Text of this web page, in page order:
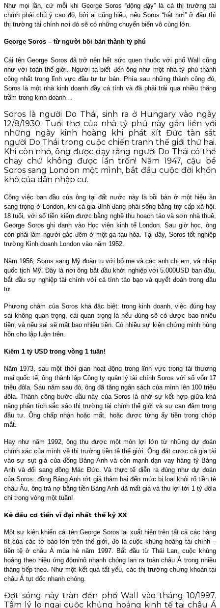
Như mọi lần, cứ mỗi khi George Soros “động đậy” là cả thị trường tài
chính phải chú ý cao độ, bởi ai cũng hiểu, nếu Soros “hắt hơi” ở đâu thì
thị trường tài chính nơi đó sẽ có những chuyển biến vô cùng lớn.
George Soros – từ người bồi bản thành tỷ phú
Cái tên George Soros đã trở nên hết sức quen thuộc với phố Wall cũng
như với toàn thế giới. Người ta biết đến ông như một nhà tỷ phú thành
công nhất trong lĩnh vực đầu tư tư bản. Phía sau những thành công đó,
Soros là một nhà kinh doanh đầy cá tính và đã phải trải qua nhiều thăng
trầm trong kinh doanh…
Soros là người Do Thái, sinh ra ở Hungary vào ngày
12/8/1930. Tuổi thơ của nhà tỷ phú này gắn liền với
những ngày kinh hoàng khi phát xít Đức tàn sát
người Do Thái trong cuộc chiến tranh thế giới thứ hai.
Khi còn nhỏ, ông được dạy rằng người Do Thái có thể
chạy chứ không được lẩn trốn! Năm 1947, cậu bé
Soros sang London một mình, bắt đầu cuộc đời khốn
khó của dân nhập cư.
Công việc ban đầu của ông tại đất nước này là bồi bàn ở một hiệu ăn
sang trọng ở London, khi cả gia đình đang phải sống bằng trợ cấp xã hội.
18 tuổi, với số tiền kiếm được bằng nghề thu hoạch táo và sơn nhà thuê,
George Soros ghi danh vào Học viện kinh tế London. Sau giờ học, ông
còn phải làm người gác đêm ở một ga tàu hỏa. Tại đây, Soros tốt nghiệp
trường Kinh doanh London vào năm 1952.
Năm 1956, Soros sang Mỹ đoàn tụ với bố mẹ và các anh chị em, và nhập
quốc tịch Mỹ. Đây là nơi ông bắt đầu khởi nghiệp với 5.000USD ban đầu,
bắt đầu sự nghiệp tài chính với cá tính táo bạo và quyết đoán trong đầu
tư
P hương châm của Soros khá đặc biệt: trong kinh doanh, việc đúng hay
sai không quan trọng, cái quan trọng là nếu đúng sẽ có được bao nhiêu
tiền, và nếu sai sẽ mất bao nhiêu tiền. Có nhiều sự kiện chứng minh hùng
hồn cho lập luận trên.
Kiếm 1 tỷ USD trong vòng 1 tuần!
Năm 1973, sau một thời gian hoạt động trong lĩnh vực trọng tài thương
mại quốc tế, ông thành lập Công ty quản lý tài chính Soros với số vốn 17
triệu đôla. Sáu năm sau đó, ông đã tăng ngân sách của mình lên 100 triệu
đôla. Thành công bước đầu này của Soros là nhờ sự kết hợp giữa khả
năng phân tích sắc sảo thị trường tài chính thế giới và sự can đảm trong
đầu tư. Ông chấp nhận hoặc mất, hoặc được từng ấy tiền trong chớp
mắt.
Hay như năm 1992, ông thu được một món lợi lớn từ những dự đoán
chính xác của mình về thị trường tiền tệ thế giới. Ông đặt cược cả gia tài
vào sự sụt giá của đồng Bảng Anh và còn mạnh dạn vay hàng tỷ Bảng
Anh và đổi sang đồng Mác Đức. Và thực tế diễn ra đúng như dự đoán
của Soros: đồng Bảng Anh rớt giá thảm hại đến mức bị loại khỏi rổ tiền tệ
châu Âu, ông trả nợ bằng tiền Bảng Anh đã mất giá và thu lợi tới 1 tỷ đôla
chỉ trong vòng một tuần!
Kẻ đầu cơ tiền vĩ đại nhất thế kỷ XX
Một sự kiện khiến cái tên George Soros lại xuất hiện trên tất cả các hàng
tít của các tờ báo lớn trên thế giới, đó là cuộc khủng hoảng tài chính –
tiền tệ ở châu Á mùa hè năm 1997. Bắt đầu từ Thái Lan, cuộc khủng
hoảng theo hiệu ứng đôminô nhanh chóng lan ra toàn châu Á trong nhiều
tháng tiếp theo. Như một kết quả tất yếu, các thị trường chứng khoán tại
châu Á tụt dốc nhanh chóng.
Đợt sóng này tràn đến phố Wall vào tháng 10/1997.
Tâm lý lo ngại cuộc khủng hoảng kinh tế tại châu Á